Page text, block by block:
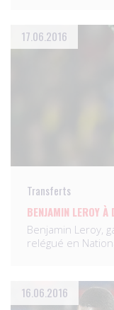
17.06.2016
Transferts
BENJAMIN LEROY À
Benjamin Leroy,
relégué en
16.06.2016